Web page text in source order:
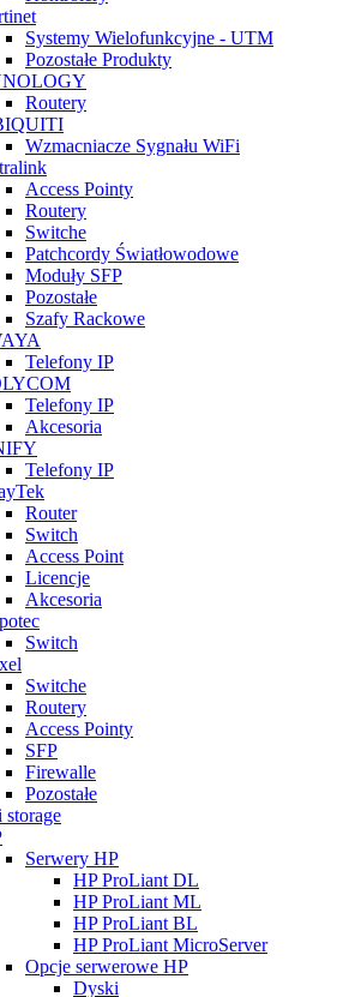
Systemy Wielofunkcyjne - UTM
Pozostałe Produkty
Routery
Wzmacniacze Sygnału WiFi
Access Pointy
Routery
Switche
Patchcordy Światłowodowe
Moduły SFP
Pozostałe
Szafy Rackowe
Telefony IP
Telefony IP
Akcesoria
Telefony IP
Router
Switch
Access Point
Licencje
Akcesoria
Switch
Switche
Routery
Access Pointy
SFP
Firewalle
Pozostałe
storage
Serwery HP
HP ProLiant DL
HP ProLiant ML
HP ProLiant BL
HP ProLiant MicroServer
Opcje serwerowe HP
Dyski